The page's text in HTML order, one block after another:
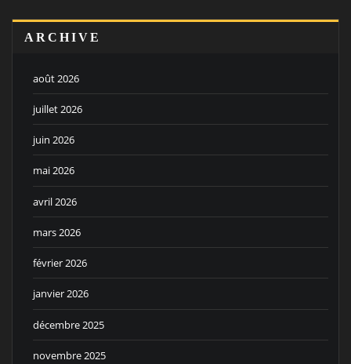
ARCHIVE
août 2026
juillet 2026
juin 2026
mai 2026
avril 2026
mars 2026
février 2026
janvier 2026
décembre 2025
novembre 2025